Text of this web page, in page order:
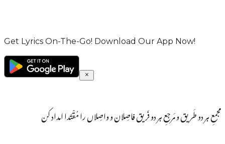
Get Lyrics On-The-Go! Download Our App Now!
مجمعِ ہر دو طَریق و مَرجعِ ہر دو فَریق فاصِلان و واصِلاں را مُقْتَدا امداد کن